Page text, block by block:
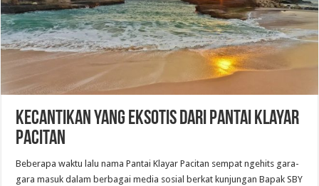
Kecantikan yang Eksotis dari Pantai Klayar
Pacitan
Beberapa waktu lalu nama Pantai Klayar Pacitan sempat ngehits gara-
gara masuk dalam berbagai media sosial berkat kunjungan Bapak SBY